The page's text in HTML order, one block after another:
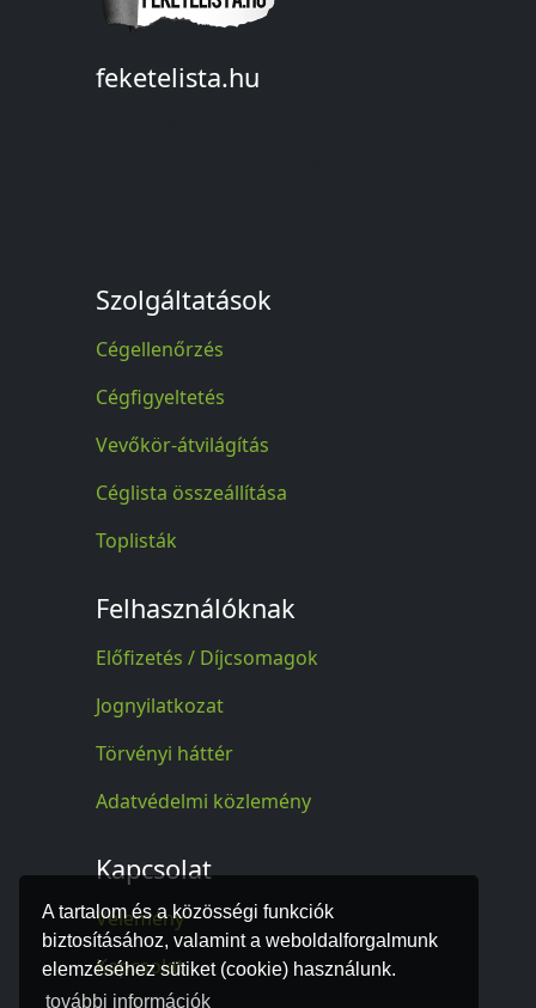
A tartalom és a közösségi funkciók
biztosításához, valamint a weboldalforgalmunk
elemzéséhez sütiket (cookie) használunk.
további információk
feketelista.hu
Szolgáltatások
Cégellenőrzés
Cégfigyeltetés
Vevőkör-átvilágítás
Céglista összeállítása
Toplisták
Felhasználóknak
Előfizetés / Díjcsomagok
Jognyilatkozat
Törvényi háttér
Adatvédelmi közlemény
Kapcsolat
Vélemény
Kapcsolat